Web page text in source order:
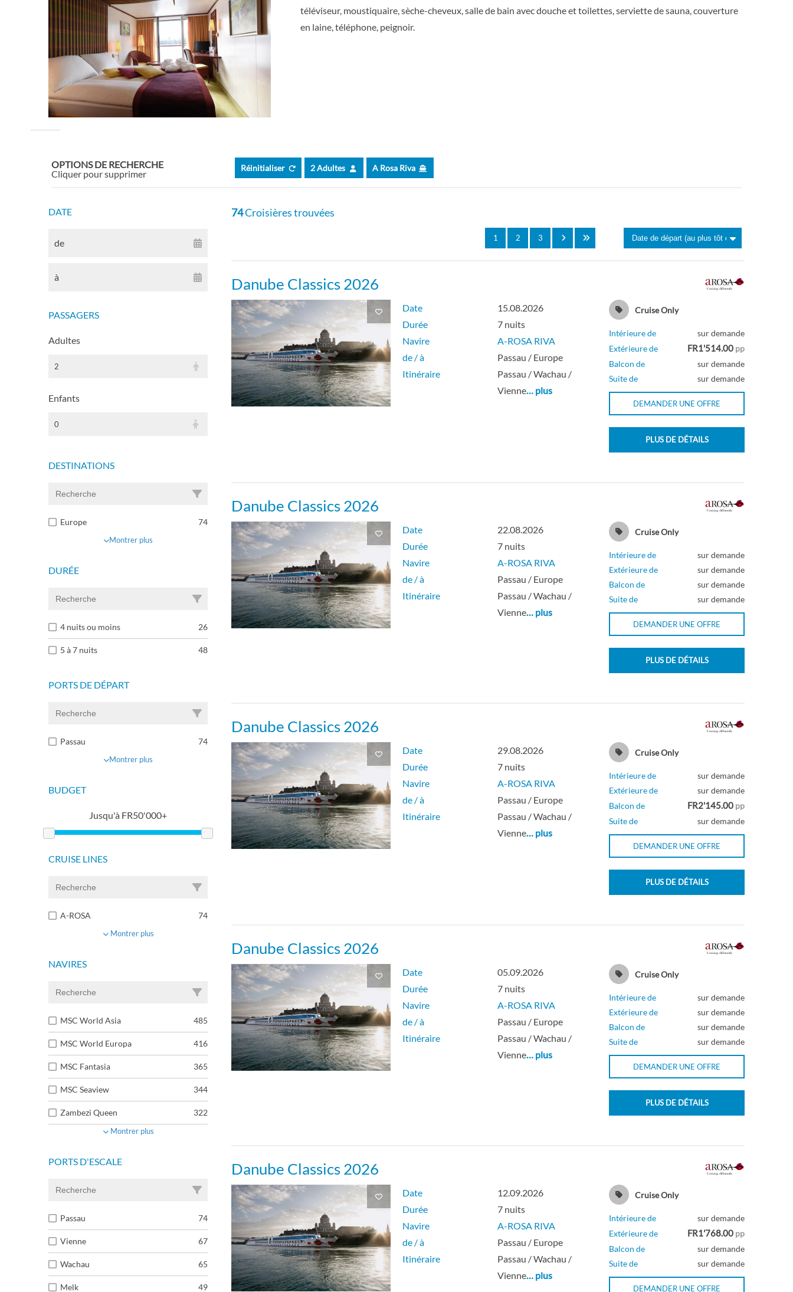
téléviseur, moustiquaire, sèche-cheveux, salle de bain avec douche et toilettes, serviette de sauna, couverture
en laine, téléphone, peignoir.
OPTIONS DE RECHERCHE
Cliquer pour supprimer
Réinitialiser 2 Adultes A Rosa Riva
DATE
de
à
PASSAGERS
Adultes
2
Enfants
0
DESTINATIONS
Europe 74
Montrer plus
DURÉE
4 nuits ou moins 26
5 à 7 nuits 48
PORTS DE DÉPART
Passau 74
Montrer plus
BUDGET
Jusqu'à FR50'000+
CRUISE LINES
A-ROSA 74
Montrer plus
NAVIRES
MSC World Asia 485
MSC World Europa 416
MSC Fantasia 365
MSC Seaview 344
Zambezi Queen 322
Montrer plus
PORTS D'ESCALE
Passau 74
Vienne 67
Wachau 65
Melk 49
74Croisières trouvées
1 2 3
Danube Classics 2026
Date
15.08.2026
Durée
7 nuits
Navire
A-ROSA RIVA
de / à
Passau / Europe
Itinéraire
Passau / Wachau /
Vienne… plus
Cruise Only
Intérieure de
sur demande
Extérieure de
FR1'514.00 pp
Balcon de
sur demande
Suite de
sur demande
DEMANDER UNE OFFRE
PLUS DE DÉTAILS
Danube Classics 2026
Date
22.08.2026
Durée
7 nuits
Navire
A-ROSA RIVA
de / à
Passau / Europe
Itinéraire
Passau / Wachau /
Vienne… plus
Cruise Only
Intérieure de
sur demande
Extérieure de
sur demande
Balcon de
sur demande
Suite de
sur demande
DEMANDER UNE OFFRE
PLUS DE DÉTAILS
Danube Classics 2026
Date
29.08.2026
Durée
7 nuits
Navire
A-ROSA RIVA
de / à
Passau / Europe
Itinéraire
Passau / Wachau /
Vienne… plus
Cruise Only
Intérieure de
sur demande
Extérieure de
sur demande
Balcon de
FR2'145.00 pp
Suite de
sur demande
DEMANDER UNE OFFRE
PLUS DE DÉTAILS
Danube Classics 2026
Date
05.09.2026
Durée
7 nuits
Navire
A-ROSA RIVA
de / à
Passau / Europe
Itinéraire
Passau / Wachau /
Vienne… plus
Cruise Only
Intérieure de
sur demande
Extérieure de
sur demande
Balcon de
sur demande
Suite de
sur demande
DEMANDER UNE OFFRE
PLUS DE DÉTAILS
Danube Classics 2026
Date
12.09.2026
Durée
7 nuits
Navire
A-ROSA RIVA
de / à
Passau / Europe
Itinéraire
Passau / Wachau /
Vienne… plus
Cruise Only
Intérieure de
sur demande
Extérieure de
FR1'768.00 pp
Balcon de
sur demande
Suite de
sur demande
DEMANDER UNE OFFRE